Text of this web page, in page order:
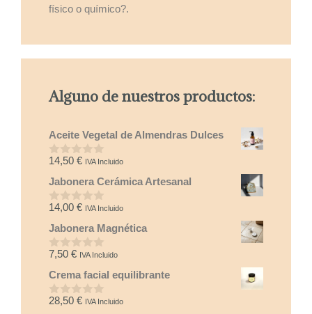
físico o químico?.
Alguno de nuestros productos:
Aceite Vegetal de Almendras Dulces
0
e
5
14,50 € IVA Incluido
Jabonera Cerámica Artesanal
0
e
5
14,00 € IVA Incluido
Jabonera Magnética
0
e
5
7,50 € IVA Incluido
Crema facial equilibrante
0
28,50 € IVA Incluido